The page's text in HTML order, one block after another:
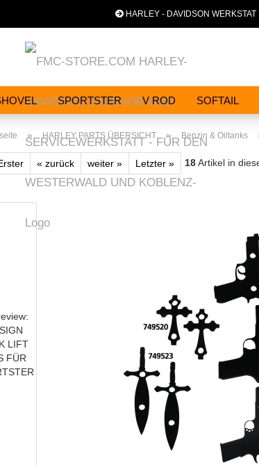
HARLEY - DAVIDSON WERKSTAT
SPORTSTER V ROD SOFTAIL
» HARLEY PARTS ÜBERSICHT » Benzin & Oiltanks
« zurück weiter » Letzter » 18Artikel in